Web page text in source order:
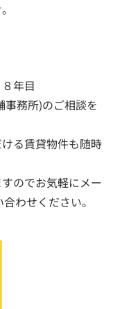
年目
務所)のご相談を
る賃貸物件も随時
のでお気軽にメー
わせください。